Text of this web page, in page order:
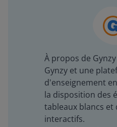
À propos de Gynzy
Gynzy et une
d'enseignement
la disposition des
tableaux blancs et
interactifs.